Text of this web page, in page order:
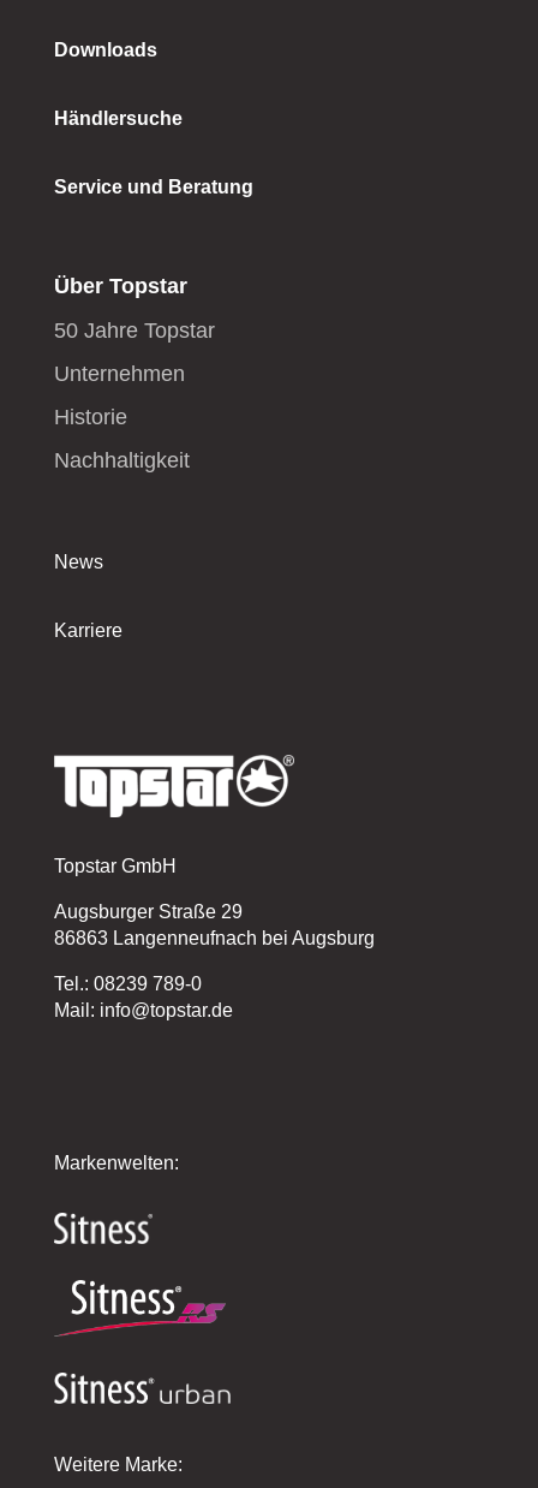
Downloads
Händlersuche
Service und Beratung
Über Topstar
50 Jahre Topstar
Unternehmen
Historie
Nachhaltigkeit
News
Karriere
Topstar GmbH
Augsburger Straße 29
86863 Langenneufnach bei Augsburg
Tel.: 08239 789-0
Mail: info@topstar.de
Markenwelten:
Weitere Marke: